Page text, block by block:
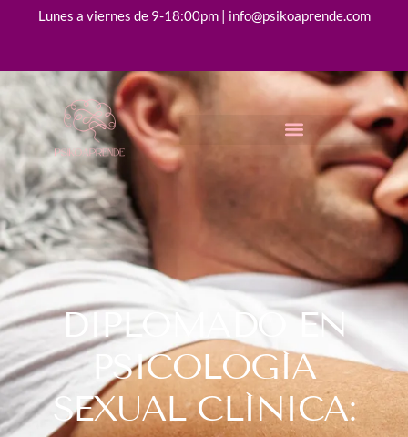
Lunes a viernes de 9-18:00pm | info@psikoaprende.com
DIPLOMADO EN
PSICOLOGÍA
SEXUAL CLÍNICA: